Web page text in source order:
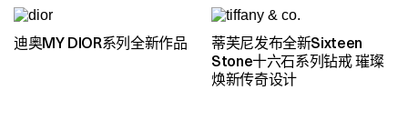
迪奥MY DIOR系列全新作品
蒂芙尼发布全新Sixteen
Stone十六石系列钻戒 璀璨
焕新传奇设计